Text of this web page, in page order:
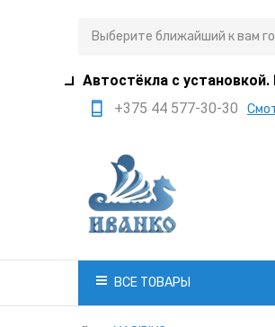
Выберите ближайший к вам
Автостёкла с
+375 44 577-30-30
+375 29 705-41-21
+375 17 397-05-85
office@ivanko.by
Минск, переулок
ВСЕ ТОВАРЫ